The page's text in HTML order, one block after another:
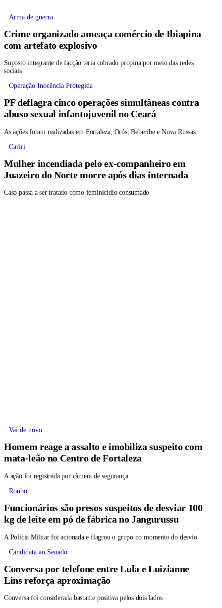
Arma de guerra
Crime organizado ameaça comércio de Ibiapina
com artefato explosivo
Suposto integrante de facção teria cobrado propina por meio das redes
sociais
Operação Inocência Protegida
PF deflagra cinco operações simultâneas contra
abuso sexual infantojuvenil no Ceará
As ações foram realizadas em Fortaleza, Orós, Beberibe e Nova Russas
Cariri
Mulher incendiada pelo ex-companheiro em
Juazeiro do Norte morre após dias internada
Caso passa a ser tratado como feminicídio consumado
Vai de novo
Homem reage a assalto e imobiliza suspeito com
mata-leão no Centro de Fortaleza
A ação foi registrada por câmera de segurança
Roubo
Funcionários são presos suspeitos de desviar 100
kg de leite em pó de fábrica no Jangurussu
A Polícia Militar foi acionada e flagrou o grupo no momento do desvio
Candidata ao Senado
Conversa por telefone entre Lula e Luizianne
Lins reforça aproximação
Conversa foi considerada bastante positiva pelos dois lados